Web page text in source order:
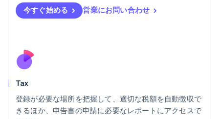
今すぐ始める 営業にお問い合わせ
Tax
登録が必要な場所を把握して、適切な税額を自動徴収で
きるほか、申告書の申請に必要なレポートにアクセスで
フィンランド
EnglishSvenska
Français
ブルガリア
ポーランド
English